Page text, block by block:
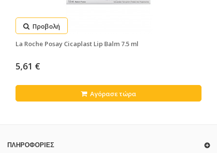
Προβολή
La Roche Posay Cicaplast Lip Balm 7.5 ml
5,61 €
Αγόρασε τώρα
ΠΛΗΡΟΦΟΡΊΕΣ